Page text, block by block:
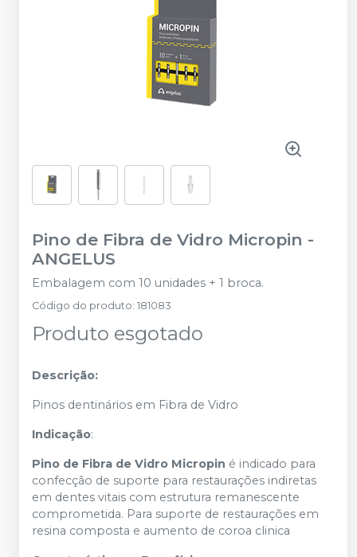
Pino de Fibra de Vidro Micropin -
ANGELUS
Embalagem com 10 unidades + 1 broca.
Código do produto: 181083
Produto esgotado
Descrição:
Pinos dentinários em Fibra de Vidro
Indicação:
Pino de Fibra de Vidro Micropin é indicado para
confecção de suporte para restaurações indiretas
em dentes vitais com estrutura remanescente
comprometida. Para suporte de restaurações em
resina composta e aumento de coroa clinica